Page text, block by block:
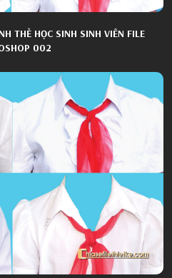
THẺ HỌC SINH SINH VIÊN FILE
002